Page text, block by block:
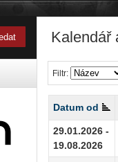
Kalendář
Filtr:
Datum od
29.01.2026 -
19.08.2026